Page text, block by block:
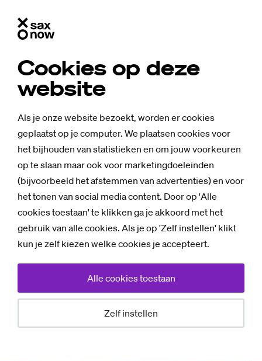
Cookies op deze
website
Als je onze website bezoekt, worden er cookies
geplaatst op je computer. We plaatsen cookies voor
het bijhouden van statistieken en om jouw voorkeuren
op te slaan maar ook voor marketingdoeleinden
(bijvoorbeeld het afstemmen van advertenties) en voor
het tonen van social media content. Door op 'Alle
cookies toestaan' te klikken ga je akkoord met het
gebruik van alle cookies. Als je op 'Zelf instellen' klikt
kun je zelf kiezen welke cookies je accepteert.
Zelf instellen
Alle cookies toestaan
Nieuws